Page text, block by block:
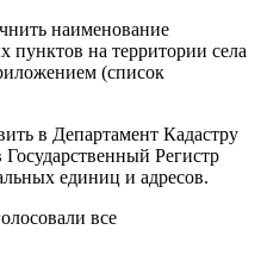
наименование
пунктов на территории села
(список
в Департамент Кадастру
Регистр
единиц и адресов.
все